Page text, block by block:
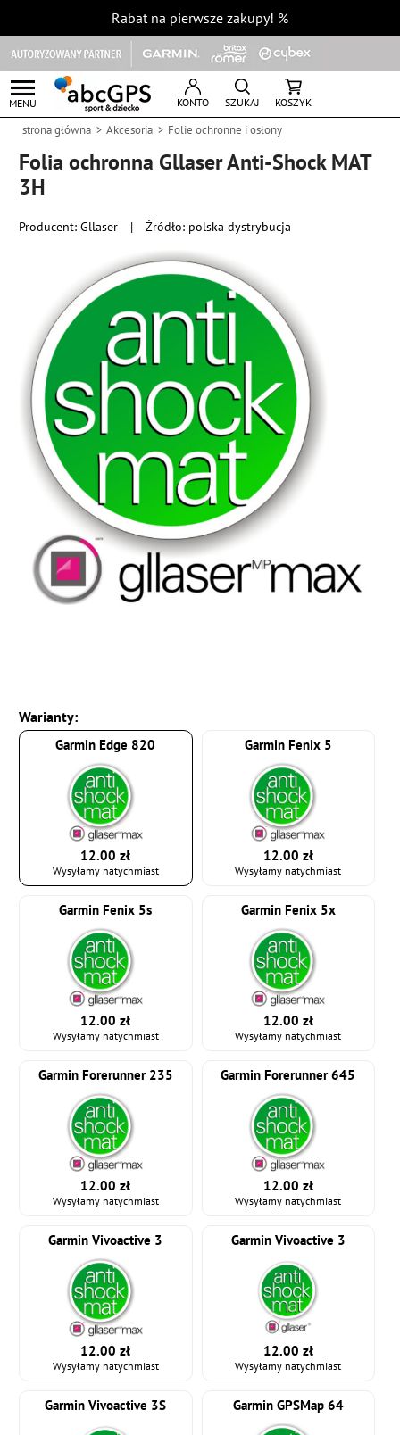
Rabat na pierwsze zakupy! %
MENU KONTO SZUKAJ KOSZYK
strona główna Akcesoria Folie ochronne i osłony
Folia ochronna Gllaser Anti-Shock MAT
3H
Producent:Gllaser | Źródło: polska dystrybucja
Warianty:
Garmin Edge 820
12.00 zł
Wysyłamy natychmiast
Garmin Fenix 5
12.00 zł
Wysyłamy natychmiast
Garmin Fenix 5s
12.00 zł
Wysyłamy natychmiast
Garmin Fenix 5x
12.00 zł
Wysyłamy natychmiast
Garmin Forerunner 235
12.00 zł
Wysyłamy natychmiast
Garmin Forerunner 645
12.00 zł
Wysyłamy natychmiast
Garmin Vivoactive 3
12.00 zł
Wysyłamy natychmiast
Garmin Vivoactive 3
12.00 zł
Wysyłamy natychmiast
Garmin Vivoactive 3S Garmin GPSMap 64